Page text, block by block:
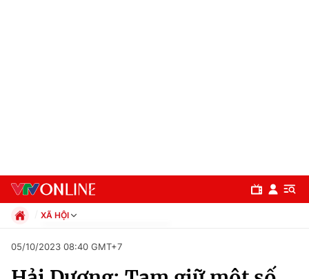
XÃ HỘI
Xã hội
Pháp luật
05/10/2023 08:40 GMT+7